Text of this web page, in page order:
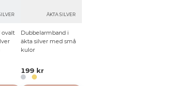
ovalt
ÄKTA SILVER
Dubbelarmband i
äkta silver med små
kulor
199 kr